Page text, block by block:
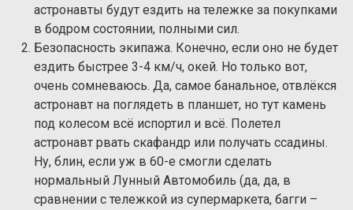
астронавты будут ездить на тележке за покупками
в бодром состоянии, полными сил.
Безопасность экипажа. Конечно, если оно не будет
ездить быстрее 3-4 км/ч, окей. Но только вот,
очень сомневаюсь. Да, самое банальное, отвлёкся
астронавт на поглядеть в планшет, но тут камень
под колесом всё испортил и всё. Полетел
астронавт рвать скафандр или получать ссадины.
Ну, блин, если уж в 60-е смогли сделать
нормальный Лунный Автомобиль (да, да, в
сравнении с тележкой из супермаркета, багги –